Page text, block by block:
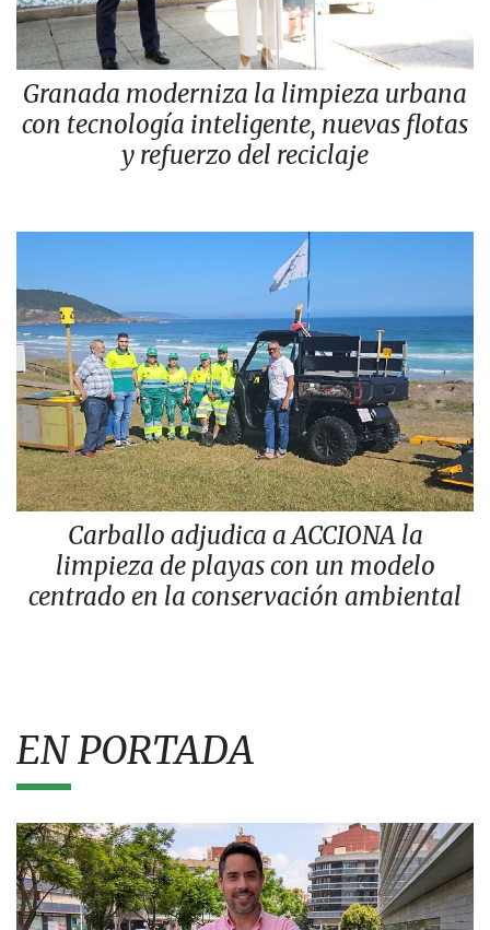
Granada moderniza la limpieza urbana
con tecnología inteligente, nuevas flotas
y refuerzo del reciclaje
Carballo adjudica a ACCIONA la
limpieza de playas con un modelo
centrado en la conservación ambiental
EN PORTADA